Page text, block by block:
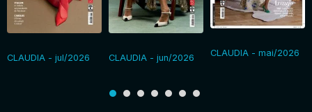
CLAUDIA - jul/2026 CLAUDIA - jun/2026 CLAUDIA - mai/2026